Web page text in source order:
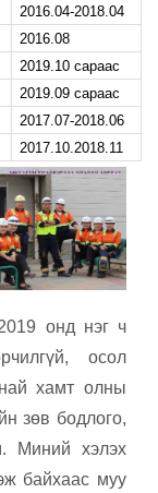
2016.04-2018.04
2016.08
2019.10 сараас
2019.09 сараас
2017.07-2018.06
2017.10.2018.11
онд нэг ч
осол
хамт олны
зөв бодлого,
Миний хэлэх
байхаас муу